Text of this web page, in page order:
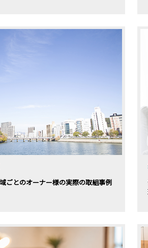
ごとのオーナー様の実際の取組事例